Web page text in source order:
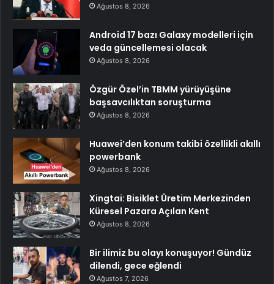
Ağustos 8, 2026
Android 17 bazı Galaxy modelleri için
veda güncellemesi olacak
Ağustos 8, 2026
Özgür Özel’in TBMM yürüyüşüne
başsavcılıktan soruşturma
Ağustos 8, 2026
Huawei’den konum takibi özellikli akıllı
powerbank
Ağustos 8, 2026
Xingtai: Bisiklet Üretim Merkezinden
Küresel Pazara Açılan Kent
Ağustos 8, 2026
Bir ilimiz bu olayı konuşuyor! Gündüz
dilendi, gece eğlendi
Ağustos 7, 2026